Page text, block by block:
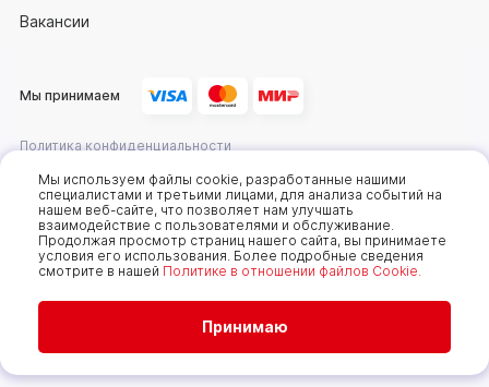
Мы используем файлы cookie, разработанные нашими
специалистами и третьими лицами, для анализа событий на
нашем веб-сайте, что позволяет нам улучшать
взаимодействие с пользователями и обслуживание.
Продолжая просмотр страниц нашего сайта, вы принимаете
условия его использования. Более подробные сведения
смотрите в нашей Политике в отношении файлов Cookie.
Принимаю
Вакансии
2025 © Компания «Сахалин рыба»
Мы используем cookie-файлы, чтобы получать
статистику, которая помогает показывать вам
можете отключить cookie-файлы в настройках.
Продолжая пользоваться сайтом без изменения
настроек, вы даете согласие на использование
ваших cookie-файлов. Всегда рады видеть вас на
Политика конфиденциальности
Оферта
Мы принимаем